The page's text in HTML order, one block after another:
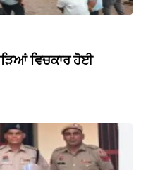
ਵਿਚਕਾਰ ਹੋਈ